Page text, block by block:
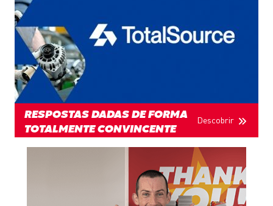
RESPOSTAS DADAS DE FORMA
TOTALMENTE CONVINCENTE
Descobrir